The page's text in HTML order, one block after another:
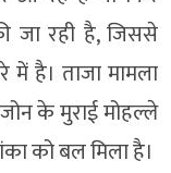
जा रही है, जिससे
में है। ताजा मामला
के मुराई मोहल्ले
को बल मिला है।